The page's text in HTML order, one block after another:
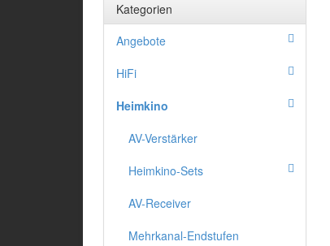
Kategorien
Angebote
HiFi
Heimkino
AV-Verstärker
Heimkino-Sets
AV-Receiver
Mehrkanal-Endstufen